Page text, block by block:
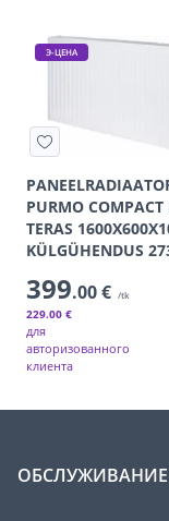
Э-ЦЕНА
PURMO COMPACT
TERAS
KÜLGÜHENDUS
399.00 € /tk
229.00 €
для
авторизованного
клиента